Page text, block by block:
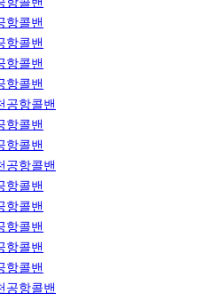
항콜밴
항콜밴
항콜밴
항콜밴
공항콜밴
항콜밴
항콜밴
공항콜밴
항콜밴
항콜밴
항콜밴
항콜밴
항콜밴
공항콜밴